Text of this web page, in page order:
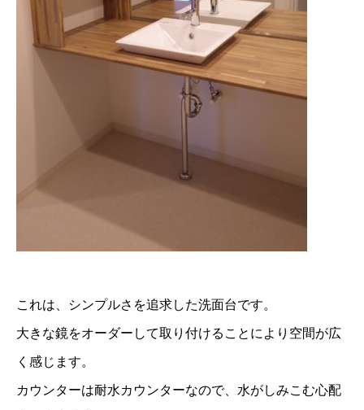
これは、シンプルさを追求した洗面台です。
大きな鏡をオーダーして取り付けることにより空間が広
く感じます。
カウンターは耐水カウンターなので、水がしみこむ心配